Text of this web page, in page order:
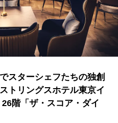
スターシェフたちの独創
トリングスホテル東京イ
階「ザ・スコア・ダイ